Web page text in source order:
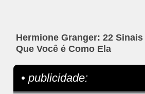
Hermione Granger: 22
Que Você é Como Ela
• publicidade: